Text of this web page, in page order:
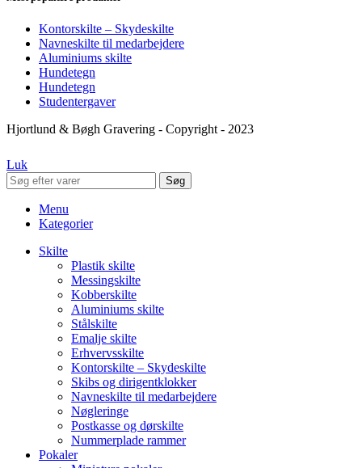
Kontorskilte – Skydeskilte
Navneskilte til medarbejdere
Aluminiums skilte
Hundetegn
Hundetegn
Studentergaver
Hjortlund & Bøgh Gravering - Copyright - 2023
Luk
Søg
Menu
Kategorier
Skilte
Plastik skilte
Messingskilte
Kobberskilte
Aluminiums skilte
Stålskilte
Emalje skilte
Erhvervsskilte
Kontorskilte – Skydeskilte
Skibs og dirigentklokker
Navneskilte til medarbejdere
Nøgleringe
Postkasse og dørskilte
Nummerplade rammer
Pokaler